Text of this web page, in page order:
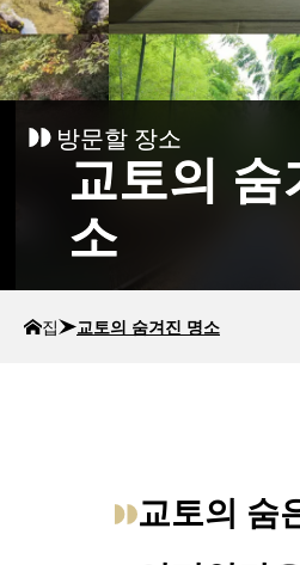
방문할 장소
교토의 숨
소
집 교토의 숨겨진 명소
교토의 숨